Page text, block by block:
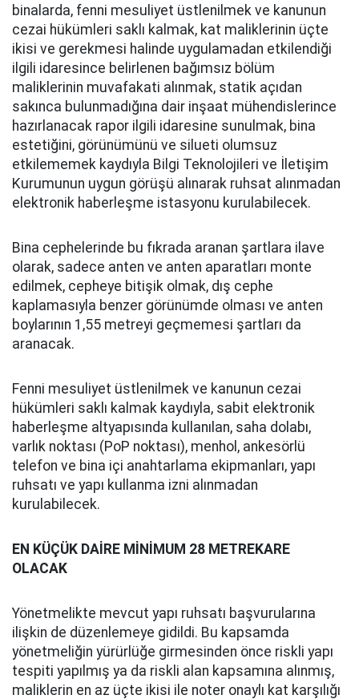
binalarda, fenni mesuliyet üstlenilmek ve kanunun
cezai hükümleri saklı kalmak, kat maliklerinin üçte
ikisi ve gerekmesi halinde uygulamadan etkilendiği
ilgili idaresince belirlenen bağımsız bölüm
maliklerinin muvafakati alınmak, statik açıdan
sakınca bulunmadığına dair inşaat mühendislerince
hazırlanacak rapor ilgili idaresine sunulmak, bina
estetiğini, görünümünü ve silueti olumsuz
etkilememek kaydıyla Bilgi Teknolojileri ve İletişim
Kurumunun uygun görüşü alınarak ruhsat alınmadan
elektronik haberleşme istasyonu kurulabilecek.
Bina cephelerinde bu fıkrada aranan şartlara ilave
olarak, sadece anten ve anten aparatları monte
edilmek, cepheye bitişik olmak, dış cephe
kaplamasıyla benzer görünümde olması ve anten
boylarının 1,55 metreyi geçmemesi şartları da
aranacak.
Fenni mesuliyet üstlenilmek ve kanunun cezai
hükümleri saklı kalmak kaydıyla, sabit elektronik
haberleşme altyapısında kullanılan, saha dolabı,
varlık noktası (PoP noktası), menhol, ankesörlü
telefon ve bina içi anahtarlama ekipmanları, yapı
ruhsatı ve yapı kullanma izni alınmadan
kurulabilecek.
EN KÜÇÜK DAİRE MİNİMUM 28 METREKARE
OLACAK
Yönetmelikte mevcut yapı ruhsatı başvurularına
ilişkin de düzenlemeye gidildi. Bu kapsamda
yönetmeliğin yürürlüğe girmesinden önce riskli yapı
tespiti yapılmış ya da riskli alan kapsamına alınmış,
maliklerin en az üçte ikisi ile noter onaylı kat karşılığı